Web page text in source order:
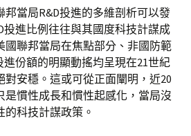
當局R&D投進的多維剖析可以發
投進比例往往與其國度科技計謀成
國聯邦當局在焦點部分、非國防範
進份額的明顯動搖均呈現在21世紀
對安穩。這或可從正面闡明，近20
是慣性成長和慣性起感化，當局沒
科技計謀政策。